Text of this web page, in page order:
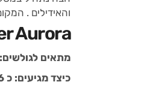
והאידילים .
Aurora
מתאים
כיצד מגיעים: כ 6 עד 7 שעות ממנילה, ישנם קווי אוטובוסים שעושים את המסלול ממנילה לבאלר.